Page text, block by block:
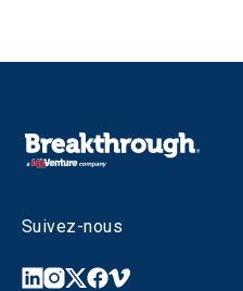
Suivez-nous